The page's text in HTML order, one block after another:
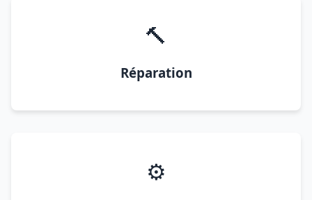
🔨
Réparation
⚙️